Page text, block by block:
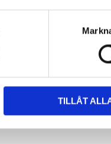
TILLÅT
prestanda och
Info